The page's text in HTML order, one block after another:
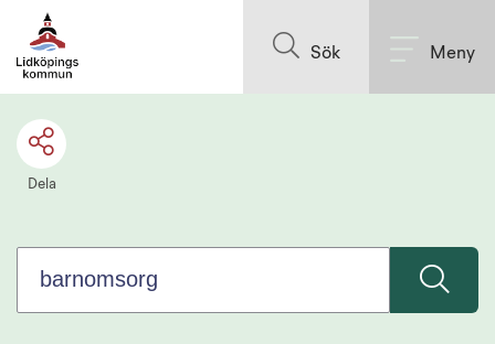
Sök Meny
Dela
Sökförslagen
presenteras
sökrutan